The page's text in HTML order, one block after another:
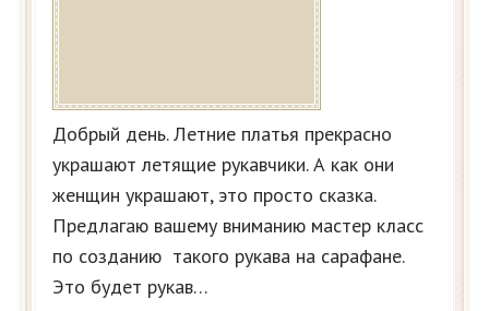
Добрый день. Летние платья прекрасно
украшают летящие рукавчики. А как они
женщин украшают, это просто сказка.
Предлагаю вашему вниманию мастер класс
по созданию такого рукава на сарафане.
Это будет рукав…